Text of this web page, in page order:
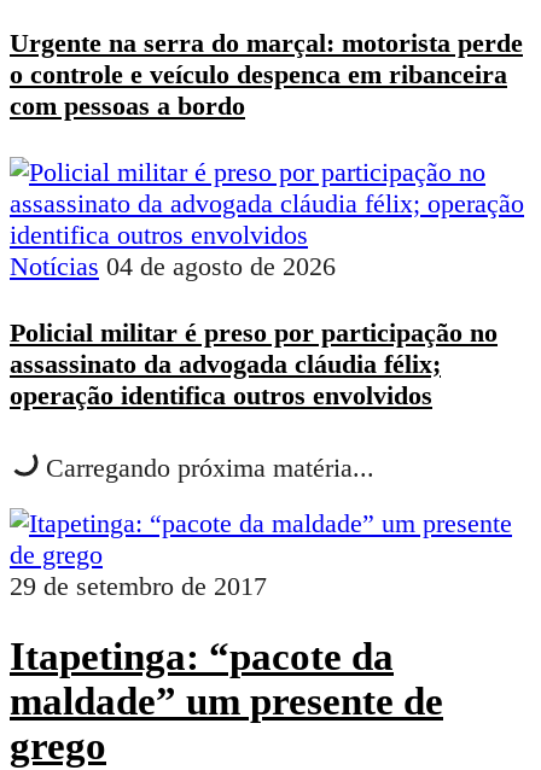
Urgente na serra do marçal: motorista perde
o controle e veículo despenca em ribanceira
com pessoas a bordo
Notícias 04 de agosto de 2026
Policial militar é preso por participação no
assassinato da advogada cláudia félix;
operação identifica outros envolvidos
Carregando próxima matéria...
29 de setembro de 2017
Itapetinga: “pacote da
maldade” um presente de
grego